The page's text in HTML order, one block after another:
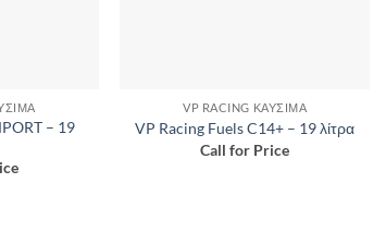
– 19
VP RACING ΚΑΎΣΙΜΑ
VP Racing Fuels C14+ – 19 λίτρα
Call for Price